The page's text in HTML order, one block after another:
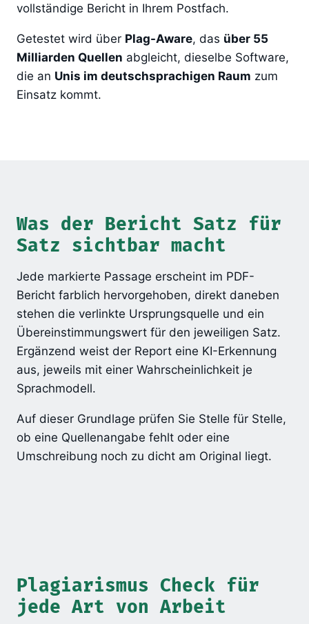
vollständige Bericht in Ihrem Postfach.
Getestet wird über Plag-Aware, das über 55
Milliarden Quellen abgleicht, dieselbe Software,
die an Unis im deutschsprachigen Raum zum
Einsatz kommt.
Was der Bericht Satz für
Satz sichtbar macht
Jede markierte Passage erscheint im PDF-
Bericht farblich hervorgehoben, direkt daneben
stehen die verlinkte Ursprungsquelle und ein
Übereinstimmungswert für den jeweiligen Satz.
Ergänzend weist der Report eine KI-Erkennung
aus, jeweils mit einer Wahrscheinlichkeit je
Sprachmodell.
Auf dieser Grundlage prüfen Sie Stelle für Stelle,
ob eine Quellenangabe fehlt oder eine
Umschreibung noch zu dicht am Original liegt.
Plagiarismus Check für
jede Art von Arbeit